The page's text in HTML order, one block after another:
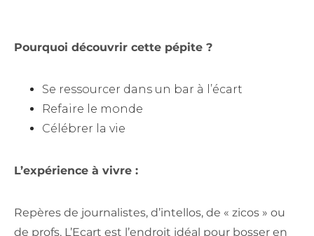
Pourquoi découvrir cette pépite ?
Se ressourcer dans un bar à l’écart
Refaire le monde
Célébrer la vie
L’expérience à vivre :
Repères de journalistes, d’intellos, de « zicos » ou
de profs, L’Ecart est l’endroit idéal pour bosser en